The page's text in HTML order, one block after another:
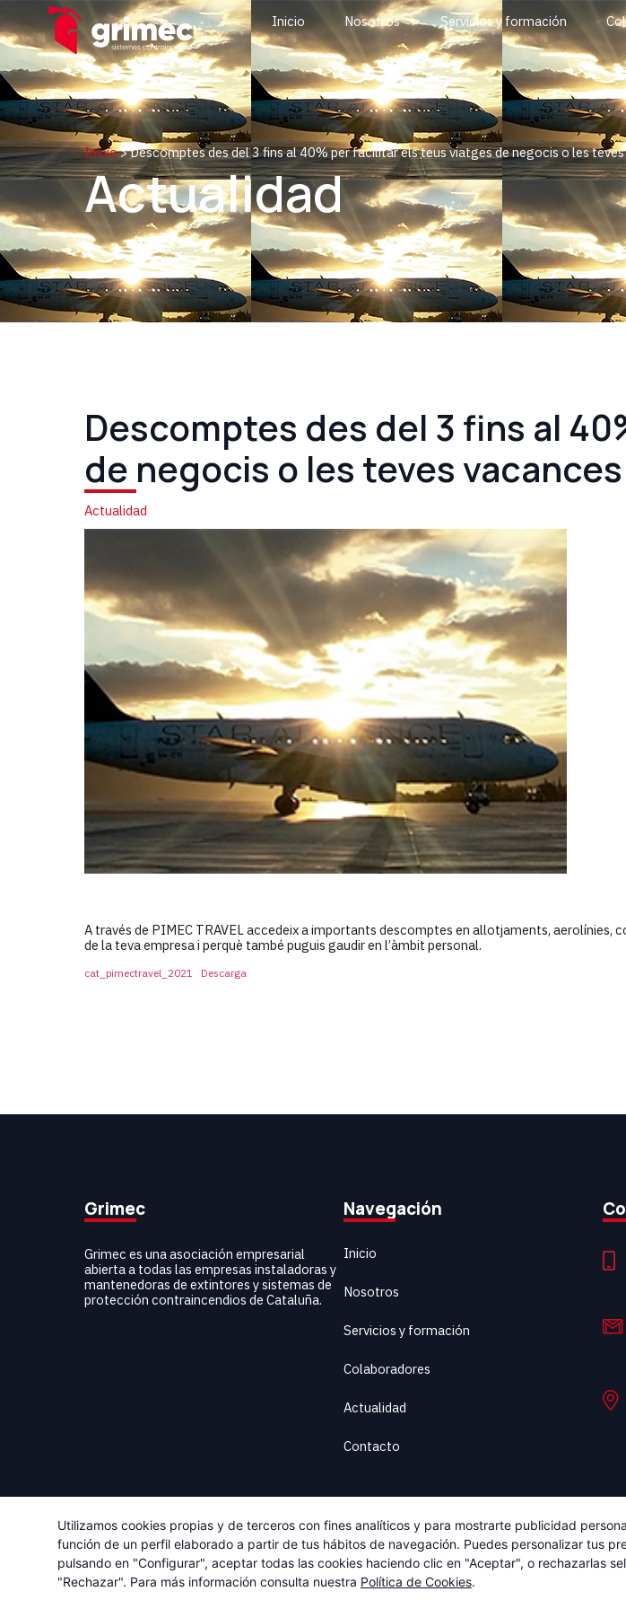
Inicio Nosotros Servicios y formación
Inicio>Descomptes des del 3 fins al 40% per facilitar els teus viatges de negocis o les
Actualidad
Descomptes des del 3 fins al
de negocis o les teves vacances
Actualidad
A través de PIMEC TRAVEL accedeix a importants descomptes en allotjaments,
de la teva empresa i perquè també puguis gaudir en l’àmbit personal.
cat_pimectravel_2021 Descarga
Grimec
Grimec es una asociación empresarial
abierta a todas las empresas instaladoras y
mantenedoras de extintores y sistemas de
protección contraincendios de Cataluña.
Navegación
Inicio
Nosotros
Servicios y formación
Colaboradores
Actualidad
Contacto
Desarrollado porDeparaula
Utilizamos cookies propias y de terceros con fines analíticos y para mostrarte publicidad
función de un perfil elaborado a partir de tus hábitos de navegación. Puedes personalizar tus
pulsando en "Configurar", aceptar todas las cookies haciendo clic en "Aceptar", o rechazarlas
"Rechazar". Para más información consulta nuestra Política de Cookies.